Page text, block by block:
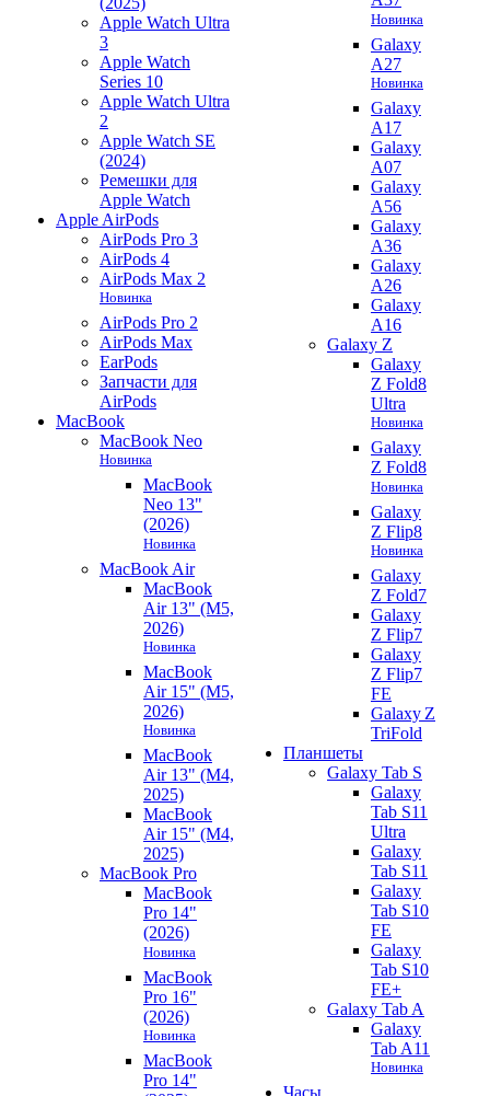
Apple Watch Ultra
3
Apple Watch
Series 10
Apple Watch Ultra
2
Apple Watch SE
(2024)
Ремешки для
Apple Watch
Apple AirPods
AirPods Pro 3
AirPods 4
AirPods Max 2
Новинка
AirPods Pro 2
AirPods Max
EarPods
Запчасти для
AirPods
MacBook
MacBook Neo
Новинка
MacBook
Neo 13"
(2026)
Новинка
MacBook Air
MacBook
Air 13" (M5,
2026)
Новинка
MacBook
Air 15" (M5,
2026)
Новинка
MacBook
Air 13" (M4,
2025)
MacBook
Air 15" (M4,
2025)
MacBook Pro
MacBook
Pro 14"
(2026)
Новинка
MacBook
Pro 16"
(2026)
Новинка
MacBook
Pro 14"
Новинка
Galaxy
A27
Новинка
Galaxy
A17
Galaxy
A07
Galaxy
A56
Galaxy
A36
Galaxy
A26
Galaxy
A16
Galaxy Z
Galaxy
Z Fold8
Ultra
Новинка
Galaxy
Z Fold8
Новинка
Galaxy
Z Flip8
Новинка
Galaxy
Z Fold7
Galaxy
Z Flip7
Galaxy
Z Flip7
FE
Galaxy Z
TriFold
Планшеты
Galaxy Tab S
Galaxy
Tab S11
Ultra
Galaxy
Tab S11
Galaxy
Tab S10
FE
Galaxy
Tab S10
FE+
Galaxy Tab A
Galaxy
Tab A11
Новинка